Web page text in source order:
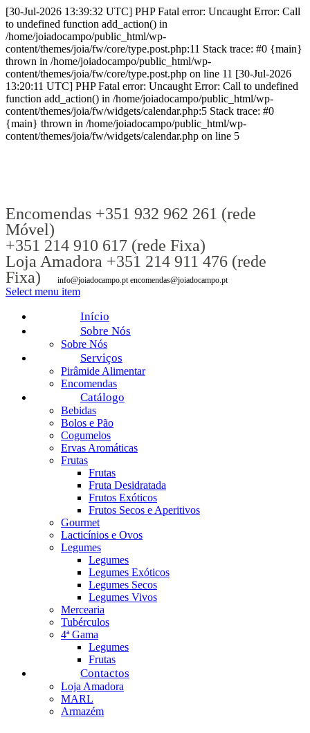
[30-Jul-2026 13:39:32 UTC] PHP Fatal error: Uncaught Error: Call
to undefined function add_action() in
/home/joiadocampo/public_html/wp-
content/themes/joia/fw/core/type.post.php:11 Stack trace: #0 {main}
thrown in /home/joiadocampo/public_html/wp-
content/themes/joia/fw/core/type.post.php on line 11 [30-Jul-2026
13:20:11 UTC] PHP Fatal error: Uncaught Error: Call to undefined
function add_action() in /home/joiadocampo/public_html/wp-
content/themes/joia/fw/widgets/calendar.php:5 Stack trace: #0
{main} thrown in /home/joiadocampo/public_html/wp-
content/themes/joia/fw/widgets/calendar.php on line 5
Encomendas +351 932 962 261 (rede
Móvel)
+351 214 910 617 (rede Fixa)
Loja Amadora +351 214 911 476 (rede
Fixa)
info@joiadocampo.pt encomendas@joiadocampo.pt
Select menu item
Início
Sobre Nós
Sobre Nós
Serviços
Pirâmide Alimentar
Encomendas
Catálogo
Bebidas
Bolos e Pão
Cogumelos
Ervas Aromáticas
Frutas
Frutas
Fruta Desidratada
Frutos Exóticos
Frutos Secos e Aperitivos
Gourmet
Lacticínios e Ovos
Legumes
Legumes
Legumes Exóticos
Legumes Secos
Legumes Vivos
Mercearia
Tubérculos
4ª Gama
Legumes
Frutas
Contactos
Loja Amadora
MARL
Armazém